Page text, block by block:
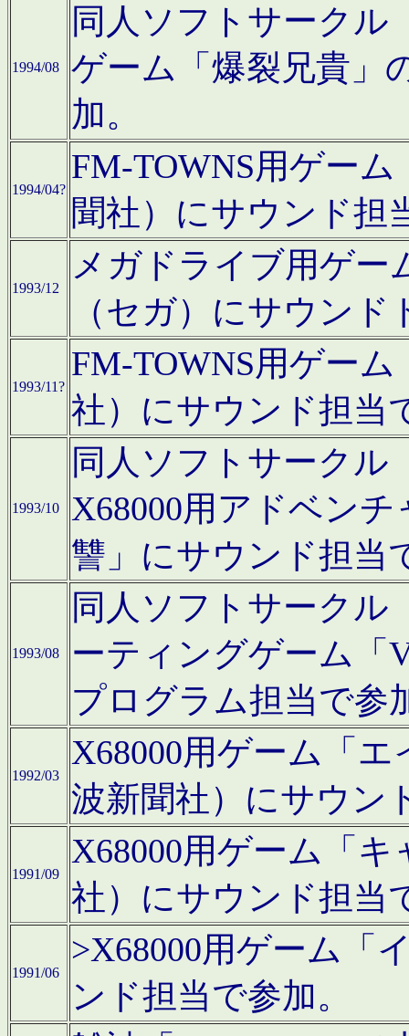
1994/08
同人ソフトサークル
ゲーム「爆裂兄貴」
加。
1994/04?
FM-TOWNS用ゲー
聞社）にサウンド担
1993/12
メガドライブ用ゲー
（セガ）にサウン
1993/11?
FM-TOWNS用ゲー
社）にサウンド担当
1993/10
同人ソフトサークル
X68000用アドベン
讐」にサウンド担当
1993/08
同人ソフトサークル
ーティングゲーム「
プログラム担当で参
1992/03
X68000用ゲーム「
波新聞社）にサウン
1991/09
X68000用ゲーム「
社）にサウンド担当
1991/06
>X68000用ゲーム「
ンド担当で参加。